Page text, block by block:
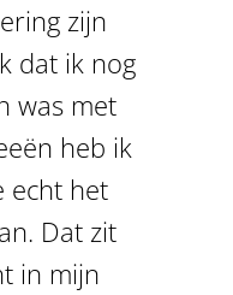
zijn
dat ik nog
was met
heb ik
echt het
Dat zit
in mijn